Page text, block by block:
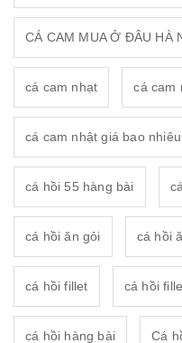
CÁ CAM MUA Ở ĐÂU HÀ
cá cam nhạt cá cam
cá cam nhật giá bao nhiêu
cá hồi 55 hàng bài
cá hồi ăn gỏi cá hồi
cá hồi fillet cá hồi
cá hồi hàng bài Cá